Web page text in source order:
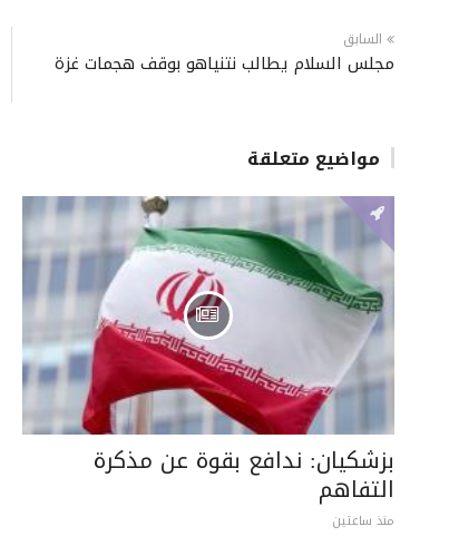
السابق
مجلس السلام يطالب نتنياهو بوقف هجمات غزة
مواضيع متعلقة
بزشكيان: ندافع بقوة عن مذكرة
التفاهم
منذ ساعتين